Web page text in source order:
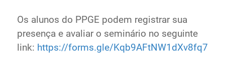
Os alunos do PPGE podem registrar sua
presença e avaliar o seminário no seguinte
link: https://forms.gle/Kqb9AFtNW1dXv8fq7